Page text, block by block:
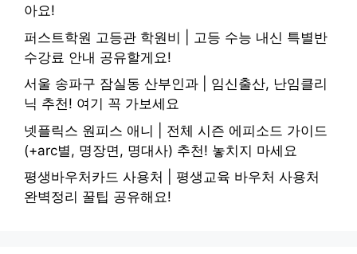
아요!
퍼스트학원 고등관 학원비 | 고등 수능 내신 특별반
수강료 안내 공유할게요!
서울 송파구 잠실동 산부인과 | 임신출산, 난임클리
닉 추천! 여기 꼭 가보세요
넷플릭스 원피스 애니 | 전체 시즌 에피소드 가이드
(+arc별, 명장면, 명대사) 추천! 놓치지 마세요
평생바우처카드 사용처 | 평생교육 바우처 사용처
완벽정리 꿀팁 공유해요!